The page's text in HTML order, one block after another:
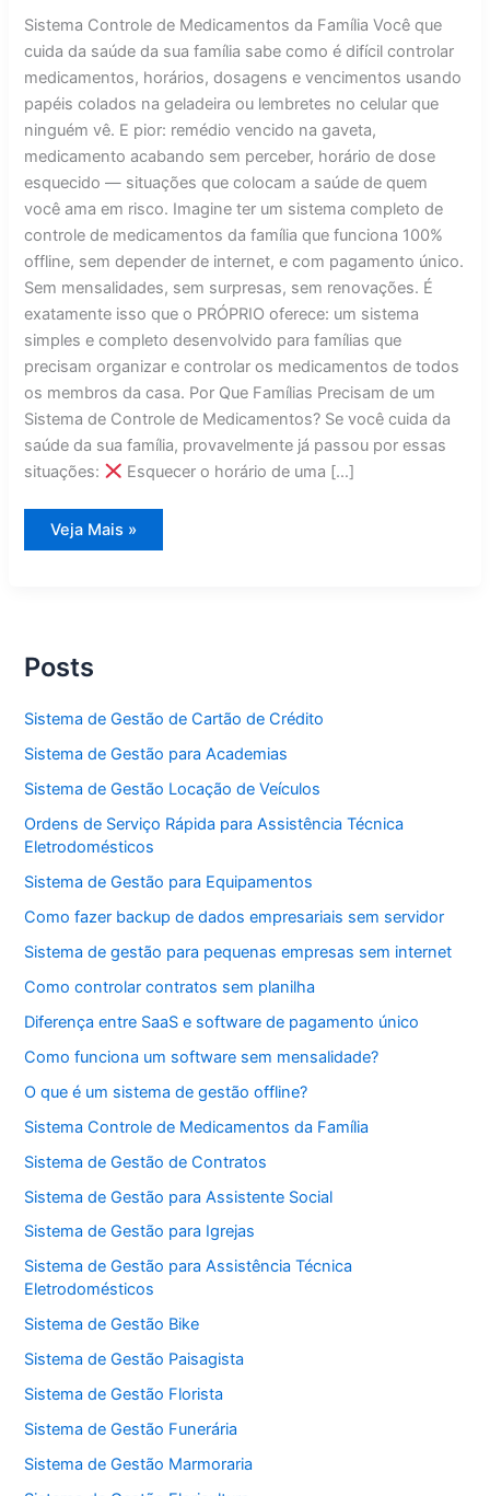
Sistema Controle de Medicamentos da Família Você que
cuida da saúde da sua família sabe como é difícil controlar
medicamentos, horários, dosagens e vencimentos usando
papéis colados na geladeira ou lembretes no celular que
ninguém vê. E pior: remédio vencido na gaveta,
medicamento acabando sem perceber, horário de dose
esquecido — situações que colocam a saúde de quem
você ama em risco. Imagine ter um sistema completo de
controle de medicamentos da família que funciona 100%
offline, sem depender de internet, e com pagamento único.
Sem mensalidades, sem surpresas, sem renovações. É
exatamente isso que o PRÓPRIO oferece: um sistema
simples e completo desenvolvido para famílias que
precisam organizar e controlar os medicamentos de todos
os membros da casa. Por Que Famílias Precisam de um
Sistema de Controle de Medicamentos? Se você cuida da
saúde da sua família, provavelmente já passou por essas
situações:
Esquecer o horário de uma […]
Sistema
Controle
Veja Mais »
Posts
Sistema de Gestão de Cartão de Crédito
Sistema de Gestão para Academias
Sistema de Gestão Locação de Veículos
Ordens de Serviço Rápida para Assistência Técnica
Eletrodomésticos
Sistema de Gestão para Equipamentos
Como fazer backup de dados empresariais sem servidor
Sistema de gestão para pequenas empresas sem internet
Como controlar contratos sem planilha
Diferença entre SaaS e software de pagamento único
Como funciona um software sem mensalidade?
O que é um sistema de gestão offline?
Sistema Controle de Medicamentos da Família
Sistema de Gestão de Contratos
Sistema de Gestão para Assistente Social
Sistema de Gestão para Igrejas
Sistema de Gestão para Assistência Técnica
Eletrodomésticos
Sistema de Gestão Bike
Sistema de Gestão Paisagista
Sistema de Gestão Florista
Sistema de Gestão Funerária
Sistema de Gestão Marmoraria